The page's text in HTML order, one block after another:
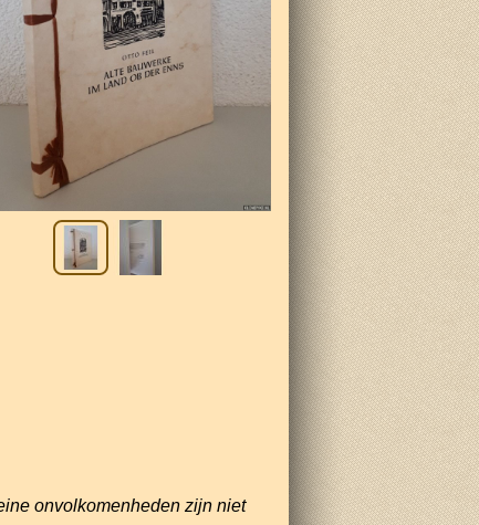
onvolkomenheden zijn niet